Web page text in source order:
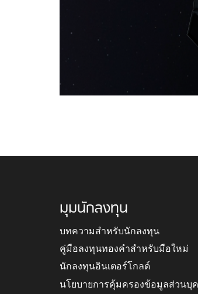
มุมนักลงทุน
บทความสำหรับนักลงทุน
คู่มือลงทุนทองคำสำหรับมือใหม่
นักลงทุนอินเตอร์โกลด์
นโยบายการคุ้มครองข้อมูลส่วนบุ